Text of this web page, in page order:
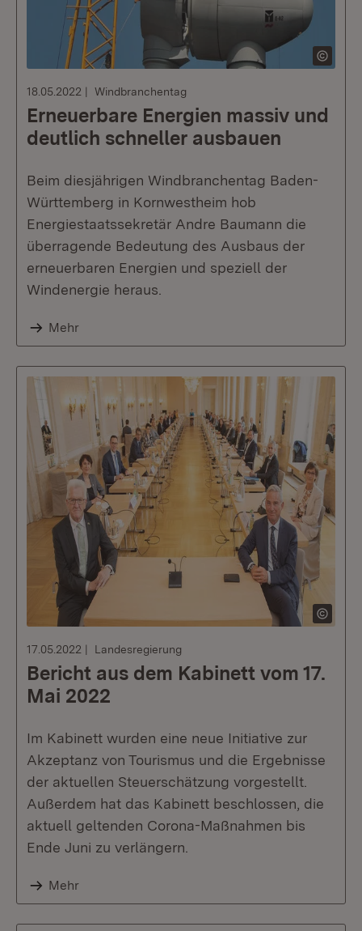
18.05.2022 Windbranchentag
Erneuerbare Energien massiv und
deutlich schneller ausbauen
Beim diesjährigen Windbranchentag Baden-
Württemberg in Kornwestheim hob
Energiestaatssekretär Andre Baumann die
überragende Bedeutung des Ausbaus der
erneuerbaren Energien und speziell der
Windenergie heraus.
Mehr
17.05.2022 Landesregierung
Bericht aus dem Kabinett vom 17.
Mai 2022
Im Kabinett wurden eine neue Initiative zur
Akzeptanz von Tourismus und die Ergebnisse
der aktuellen Steuerschätzung vorgestellt.
Außerdem hat das Kabinett beschlossen, die
aktuell geltenden Corona-Maßnahmen bis
Ende Juni zu verlängern.
Mehr